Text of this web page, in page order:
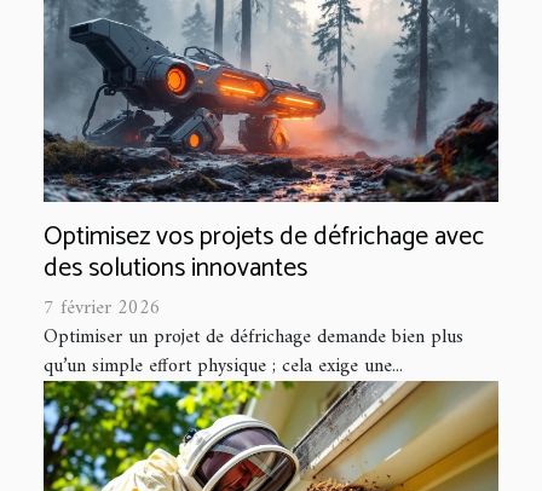
Optimisez vos projets de défrichage avec
des solutions innovantes
7 février 2026
Optimiser un projet de défrichage demande bien plus
qu’un simple effort physique ; cela exige une...